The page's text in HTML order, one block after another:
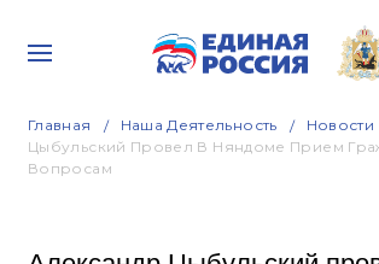
Главная Наша Деятельность Новости
Цыбульский Провел В Няндоме Прием
Вопросам